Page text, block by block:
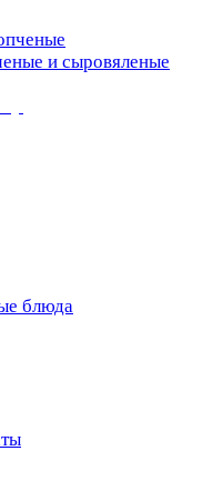
и сыровяленые
блюда